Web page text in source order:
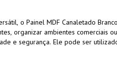
o Painel MDF Canaletado
organizar ambientes comerciais
e segurança. Ele pode ser
organização de ferramentas em